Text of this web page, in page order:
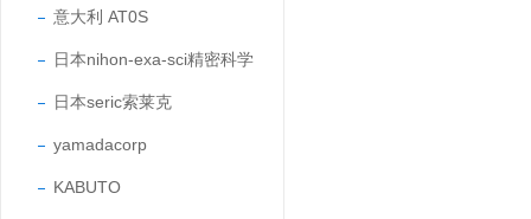
意大利 AT0S
日本nihon-exa-sci精密科学
日本seric索莱克
yamadacorp
KABUTO